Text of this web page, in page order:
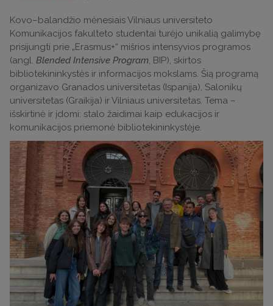
Kovo–balandžio mėnesiais Vilniaus universiteto
Komunikacijos fakulteto studentai turėjo unikalią galimybę
prisijungti prie „Erasmus+“ mišrios intensyvios programos
(angl. Blended Intensive Program , BIP), skirtos
bibliotekininkystės ir informacijos mokslams. Šią programą
organizavo Granados universitetas (Ispanija), Salonikų
universitetas (Graikija) ir Vilniaus universitetas. Tema –
išskirtinė ir įdomi: stalo žaidimai kaip edukacijos ir
komunikacijos priemonė bibliotekininkystėje.